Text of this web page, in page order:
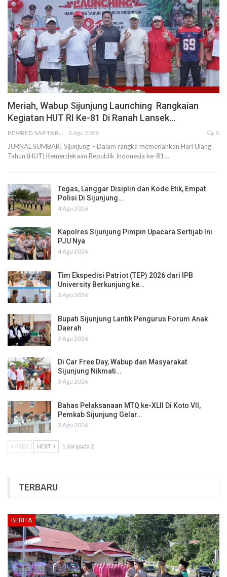
Meriah, Wabup Sijunjung Launching Rangkaian
Kegiatan HUT RI Ke-81 Di Ranah Lansek…
PEMRED SAPTARIUS 3 Agu 2026 0
JURNAL SUMBAR| Sijunjung - Dalam rangka memeriahkan Hari Ulang
Tahun (HUT) Kemerdekaan Republik Indonesia ke-81…
Tegas, Langgar Disiplin dan Kode Etik, Empat
Polisi Di Sijunjung…
4 Agu 2026
Kapolres Sijunjung Pimpin Upacara Sertijab Ini
PJU Nya
4 Agu 2026
Tim Ekspedisi Patriot (TEP) 2026 dari IPB
University Berkunjung ke…
3 Agu 2026
Bupati Sijunjung Lantik Pengurus Forum Anak
Daerah
3 Agu 2026
Di Car Free Day, Wabup dan Masyarakat
Sijunjung Nikmati…
3 Agu 2026
Bahas Pelaksanaan MTQ ke-XLII Di Koto VII,
Pemkab Sijunjung Gelar…
3 Agu 2026
PREV NEXT 1 daripada 2
TERBARU
BERITA